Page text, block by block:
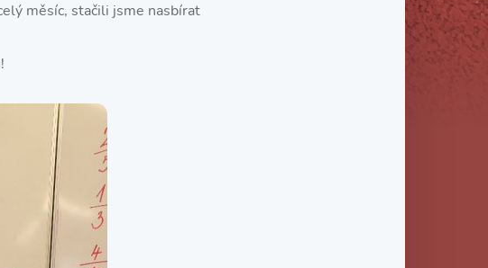
měsíc, stačili jsme nasbírat